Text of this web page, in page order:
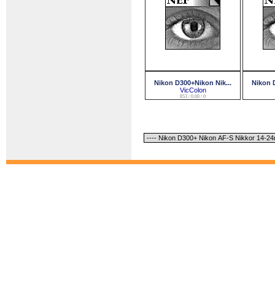
Nikon D300+Nikon Nik...
VicColon
853 / 0.00 / 0
Nikon